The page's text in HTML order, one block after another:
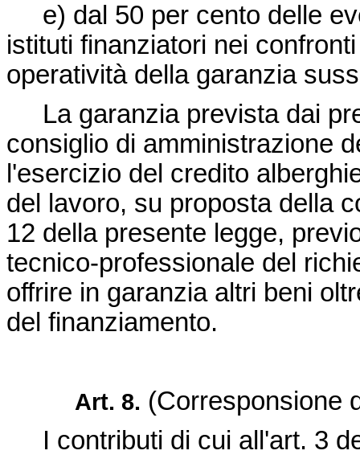
e) dal 50 per cento delle
istituti finanziatori nei
operatività della garanzia
La garanzia prevista dai
consiglio di amministrazione
l'esercizio del credito
del lavoro, su proposta della
12 della presente legge,
tecnico-professionale del
offrire in garanzia altri beni
del finanziamento.
Art. 8. (Corresponsione
I contributi di cui all'art. 3